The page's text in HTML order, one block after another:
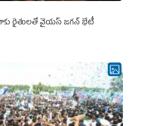
రైతులతో వైయస్ జగన్ భేటీ